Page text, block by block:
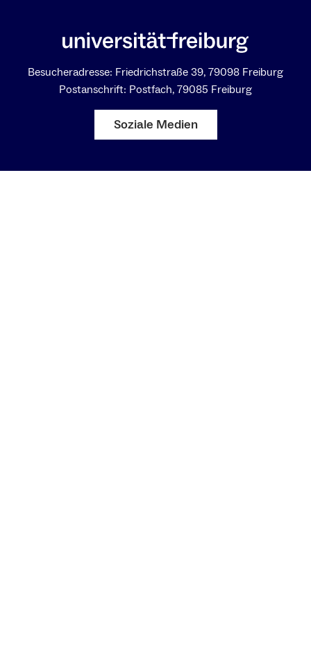
Besucheradresse: Friedrichstraße 39, 79098 Freiburg
Postanschrift: Postfach, 79085 Freiburg
Soziale Medien